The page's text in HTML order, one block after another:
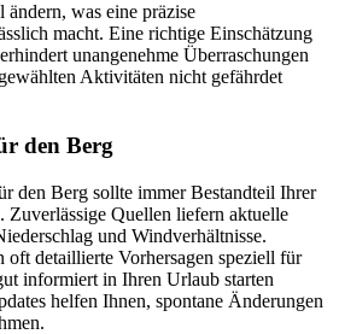
ändern, was eine präzise
macht. Eine richtige Einschätzung
unangenehme Überraschungen
Aktivitäten nicht gefährdet
den Berg
den Berg sollte immer Bestandteil Ihrer
Zuverlässige Quellen liefern aktuelle
und Windverhältnisse.
oft detaillierte Vorhersagen speziell für
informiert in Ihren Urlaub starten
helfen Ihnen, spontane Änderungen